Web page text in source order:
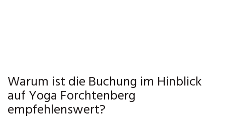
Warum ist die Buchung im Hinblick
auf Yoga Forchtenberg
empfehlenswert?